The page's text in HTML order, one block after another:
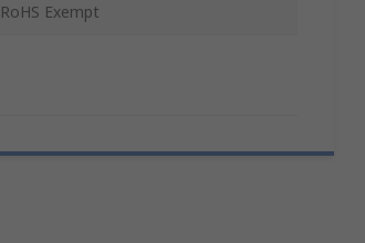
RoHS Exempt